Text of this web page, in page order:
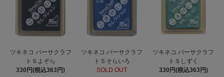
ツキネコ バーサクラフ
トＳよぞら
330円(税込363円)
ツキネコ バーサクラフ
トＳそらいろ
SOLD OUT
ツキネコ バーサクラフ
トＳしずく
330円(税込363円)